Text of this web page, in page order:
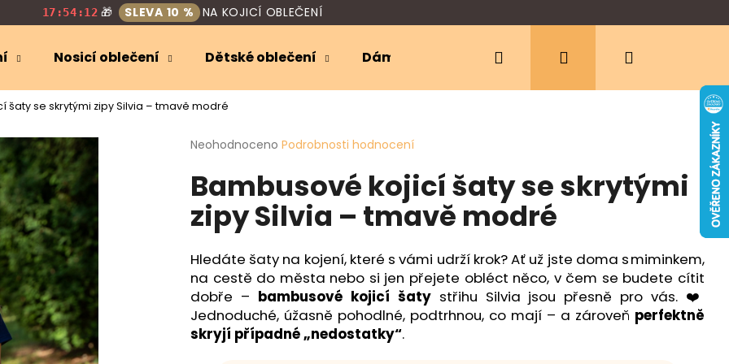
17:54:11 🎁 SLEVA 10 % NA KOJICÍ OBLEČENÍ
Nosicí oblečení Dětské oblečení Dámské oblečení Ergonomická nosítka
Hledat PřihlášeníNákupní
šaty se skrytými zipy Silvia – tmavě modré
Průměrné
produktu
je
0,0
z
hvězdiček.
Neohodnoceno Podrobnosti hodnocení
Bambusové kojicí šaty se skrytými
zipy Silvia – tmavě modré
Hledáte šaty na kojení, které s vámi udrží krok? Ať už jste doma s miminkem,
na cestě do města nebo si jen přejete obléct něco, v čem se budete cítit
dobře – bambusové kojicí šatystřihu Silvia jsou přesně pro vás. ❤️
Jednoduché, úžasně pohodlné, podtrhnou, co mají – a zároveň perfektně
skryjí případné „nedostatky“.
Co potřebujete najít?
HLEDAT
Doporučujeme